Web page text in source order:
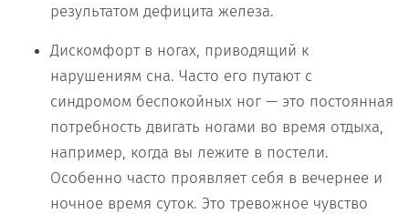
результатом дефицита железа.
Дискомфорт в ногах, приводящий к
нарушениям сна. Часто его путают с
синдромом беспокойных ног — это постоянная
потребность двигать ногами во время отдыха,
например, когда вы лежите в постели.
Особенно часто проявляет себя в вечернее и
ночное время суток. Это тревожное чувство